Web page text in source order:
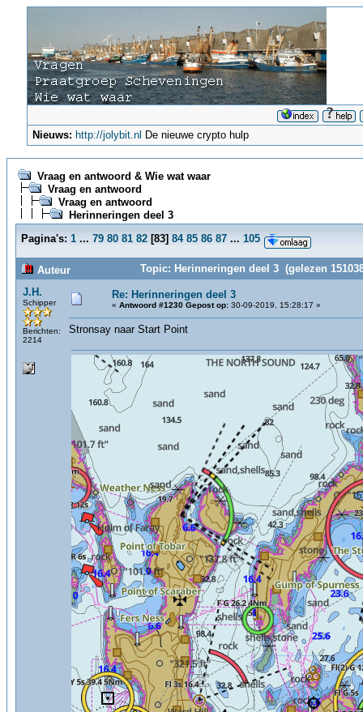
Nieuws: http://jolybit.nl De nieuwe crypto hulp
Vraag en antwoord & Wie wat waar
Vraag en antwoord
Vraag en antwoord
Herinneringen deel 3
Pagina's: 1 ... 79 80 81 82 [83] 84 85 86 87 ... 105
Auteur
Topic: Herinneringen deel 3 (gelezen
J.H.
Schipper
Berichten:
2214
Re: Herinneringen deel 3
« Antwoord #1230 Gepost op: 30-09-2019, 15:28:17 »
Stronsay naar Start Point